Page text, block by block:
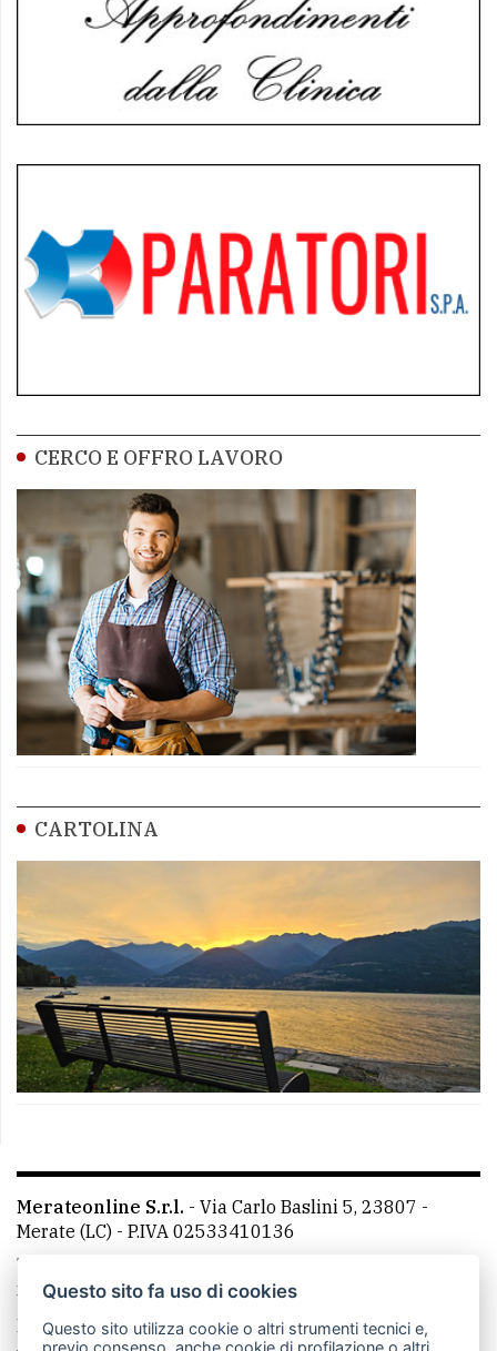
CERCO E OFFRO LAVORO
CARTOLINA
Merateonline S.r.l. - Via Carlo Baslini 5, 23807 -
Merate (LC) - P.IVA 02533410136
Telefono:
mail: redazione@leccoonline.com
La redazione
MerateOnline CasateOnline
RSS
Questo sito fa uso di cookies
Questo sito utilizza cookie o altri strumenti tecnici e,